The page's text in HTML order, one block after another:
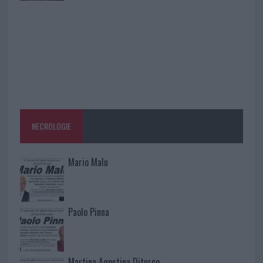
NECROLOGIE
Mario Malu
Paolo Pinna